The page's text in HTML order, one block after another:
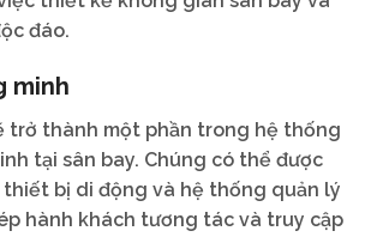
đáo.
minh
trở thành một phần trong hệ thống
tại sân bay. Chúng có thể được
bị di động và hệ thống quản lý
hành khách tương tác và truy cập